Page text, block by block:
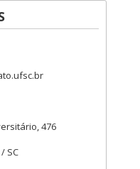
476
SC